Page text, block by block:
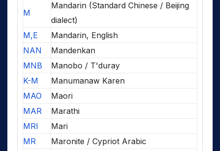
M
Mandarin (Standard Chinese / Beijing
dialect)
M,E
Mandarin, English
NAN
Mandenkan
MNB
Manobo / T'duray
K-M
Manumanaw Karen
MAO
Maori
MAR
Marathi
MRI
Mari
MR
Maronite / Cypriot Arabic